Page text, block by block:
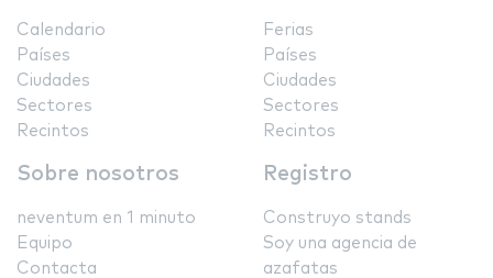
Calendario
Países
Ciudades
Sectores
Recintos
Ferias
Países
Ciudades
Sectores
Recintos
Sobre nosotros
neventum en 1 minuto
Equipo
Contacta
Registro
Construyo stands
Soy una agencia de
azafatas